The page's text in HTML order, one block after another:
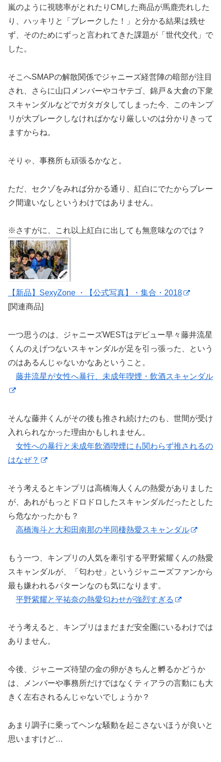
嵐のように視聴率がとれたりCMした商品が馬鹿売れした
り、ハッキリと「ブレークした！」と分かる結果は残せ
ず、そのためにずっと言われてきた課題が「世代交代」で
した。
そこへSMAPの解散関係でジャニーズ経営陣の暗部が注目
され、さらに山口メンバーやコヤテゴ、錦戸＆大倉の下衆
スキャンダルなどでガタガタしてしまった今、このキンプ
リが大ブレークしなければかなり厳しいのは分かりきって
ますからね。
そりゃ、事務所も頑張るかなと。
ただ、セクゾをみれば分かる通り、紅白にでたからブレー
ク間違いなしというわけではありません。
※さすがに、これ以上紅白に出しても無意味なのでは？
【新品】SexyZone ・【公式写真】・集合・2018
[関連商品]
一つ思うのは、ジャニーズWESTはデビュー早々藤井流星
くんのえげつないスキャンダルが足を引っ張った、という
のはあるんじゃないかなあということ。
藤井流星が女性へ暴行、未成年喫煙・飲酒スキャンダル
そんな藤井くんがその後も推され続けたのも、世間が受け
入れられなかった理由かもしれません。
女性への暴行と未成年飲酒喫煙にも関わらず推されるの
はなぜ？
そう考えるとキンプリは高橋海人くんの熱愛がありました
が、あれがもっとドロドロしたスキャンダルだったとした
ら危なかったかも？
高橋海斗と大和田南那の半同棲熱愛スキャンダル
もう一つ、キンプリの人気を牽引する平野紫耀くんの熱愛
スキャンダルが、「匂わせ」というジャニーズファンから
最も嫌われるパターンなのも気になります。
平野紫耀と平祐奈の熱愛匂わせが強烈すぎる
そう考えると、キンプリはまだまだ安全圏にいるわけでは
ありません。
今後、ジャニーズ待望の金の卵がきちんと孵るかどうか
は、メンバーや事務所だけではなくティアラの言動にも大
きく左右されるんじゃないでしょうか？
あまり調子に乗ってヘンな騒動を起こさないほうが良いと
思いますけど…